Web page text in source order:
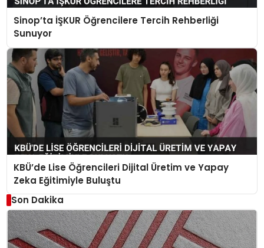
Sinop’ta İŞKUR Öğrencilere Tercih Rehberliği
Sunuyor
KBÜ’de Lise Öğrencileri Dijital Üretim ve Yapay
Zeka Eğitimiyle Buluştu
Son Dakika